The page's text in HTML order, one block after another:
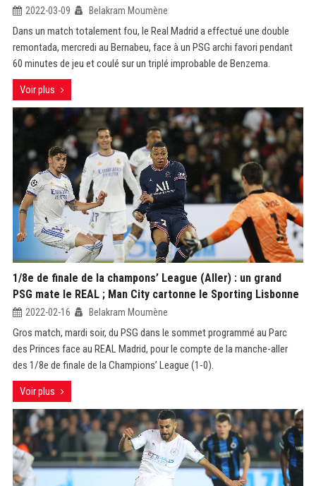
2022-03-09 Belakram Moumène
Dans un match totalement fou, le Real Madrid a effectué une double
remontada, mercredi au Bernabeu, face à un PSG archi favori pendant
60 minutes de jeu et coulé sur un triplé improbable de Benzema.
Voir plus
1/8e de finale de la champons’ League (Aller) : un grand
PSG mate le REAL ; Man City cartonne le Sporting Lisbonne
2022-02-16 Belakram Moumène
Gros match, mardi soir, du PSG dans le sommet programmé au Parc
des Princes face au REAL Madrid, pour le compte de la manche-aller
des 1/8e de finale de la Champions’ League (1-0).
Voir plus